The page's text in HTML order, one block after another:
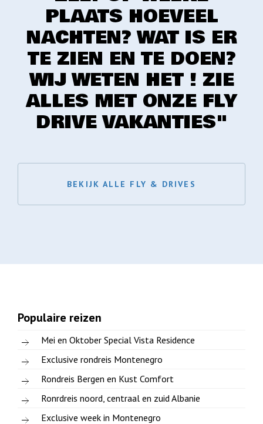
PLAATS HOEVEEL
NACHTEN? WAT IS ER
TE ZIEN EN TE DOEN?
WIJ WETEN HET ! ZIE
ALLES MET ONZE FLY
DRIVE VAKANTIES"
BEKIJK ALLE FLY & DRIVES
Populaire reizen
Mei en Oktober Special Vista Residence
Exclusive rondreis Montenegro
Rondreis Bergen en Kust Comfort
Ronrdreis noord, centraal en zuid Albanie
Exclusive week in Montenegro